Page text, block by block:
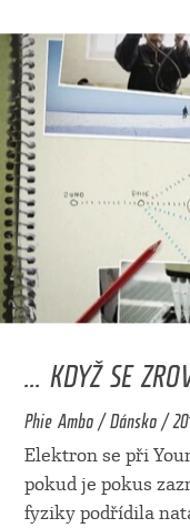
... KDYŽ SE
Phie Ambo / Dánsko /
Elektron se při
pokud je pokus
fyziky podřídila